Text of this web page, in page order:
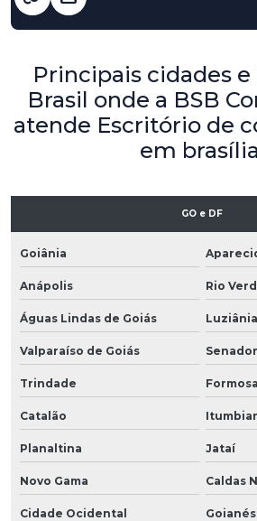
Principais cidades
Brasil onde a BSB
atende Escritório de
em
GO e DF
Goiânia
Anápolis Rio
Águas Lindas de Goiás Luziânia
Valparaíso de Goiás
Trindade Formosa
Catalão
Planaltina Jataí
Novo Gama Caldas
Cidade Ocidental